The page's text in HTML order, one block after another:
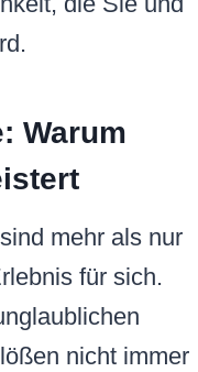
Warum
mehr als nur
für sich.
nicht immer